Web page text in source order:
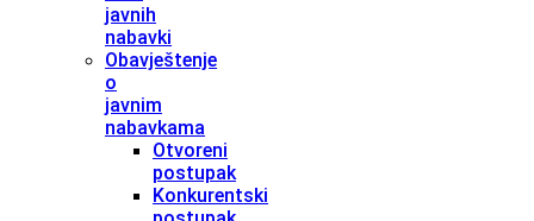
javnih
nabavki
Obavještenje
o
javnim
nabavkama
Otvoreni
postupak
Konkurentski